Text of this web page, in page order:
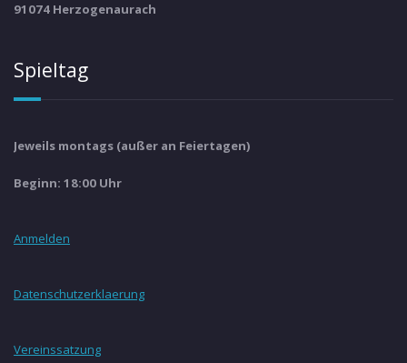
91074 Herzogenaurach
Spieltag
Jeweils montags (außer an Feiertagen)
Beginn: 18:00 Uhr
Anmelden
Datenschutzerklaerung
Vereinssatzung